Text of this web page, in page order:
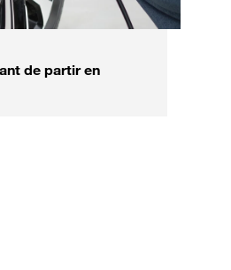
de partir en